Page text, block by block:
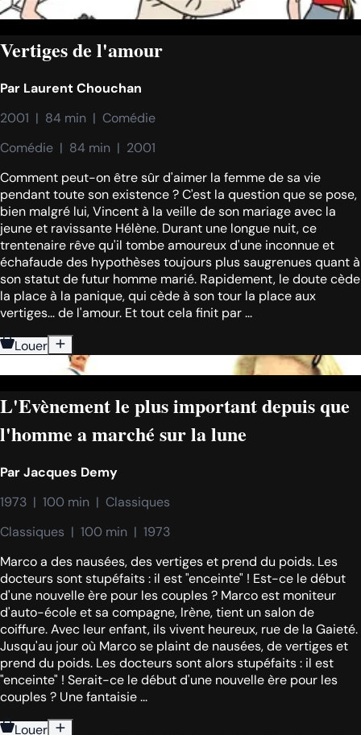
Vertiges de l'amour
Par Laurent Chouchan
2001  |  84 min  |  Comédie
Comédie  |  84 min  |  2001
Comment peut-on être sûr d'aimer la femme de sa vie
pendant toute son existence ? C'est la question que se pose,
bien malgré lui, Vincent à la veille de son mariage avec la
jeune et ravissante Hélène. Durant une longue nuit, ce
trentenaire rêve qu'il tombe amoureux d'une inconnue et
échafaude des hypothèses toujours plus saugrenues quant à
son statut de futur homme marié. Rapidement, le doute cède
la place à la panique, qui cède à son tour la place aux
vertiges... de l'amour. Et tout cela finit par ...
Louer
L'Evènement le plus important depuis que
l'homme a marché sur la lune
ParJacques Demy
1973  |  100 min  |  Classiques
Classiques  |  100 min  |  1973
Marco a des nausées, des vertiges et prend du poids. Les
docteurs sont stupéfaits : il est "enceinte" ! Est-ce le début
d'une nouvelle ère pour les couples ? Marco est moniteur
d'auto-école et sa compagne, Irène, tient un salon de
coiffure. Avec leur enfant, ils vivent heureux, rue de la Gaieté.
Jusqu'au jour où Marco se plaint de nausées, de vertiges et
prend du poids. Les docteurs sont alors stupéfaits : il est
"enceinte" ! Serait-ce le début d'une nouvelle ère pour les
couples ? Une fantaisie ...
Louer